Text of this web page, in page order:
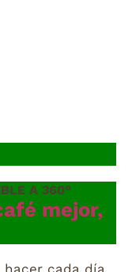
A 360°
mejor,